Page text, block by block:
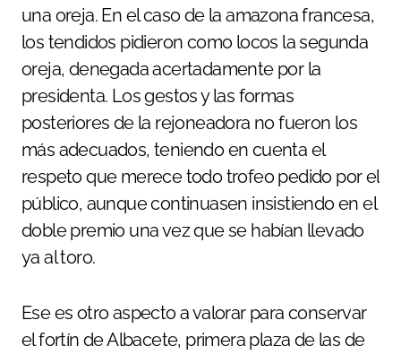
una oreja. En el caso de la amazona francesa,
los tendidos pidieron como locos la segunda
oreja, denegada acertadamente por la
presidenta. Los gestos y las formas
posteriores de la rejoneadora no fueron los
más adecuados, teniendo en cuenta el
respeto que merece todo trofeo pedido por el
público, aunque continuasen insistiendo en el
doble premio una vez que se habían llevado
ya al toro.
Ese es otro aspecto a valorar para conservar
el fortín de Albacete, primera plaza de las de